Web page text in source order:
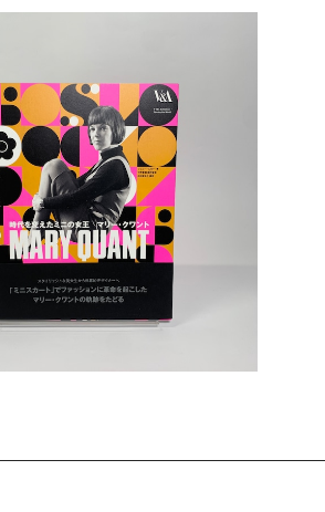
たミニの女王 マリー・クワント」
展図録
¥4,000